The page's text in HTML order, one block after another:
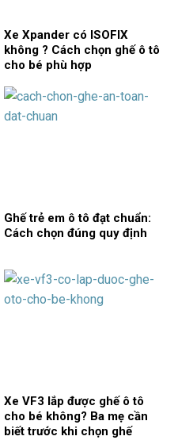
Xe Xpander có ISOFIX
không ? Cách chọn ghế ô tô
cho bé phù hợp
Ghế trẻ em ô tô đạt chuẩn:
Cách chọn đúng quy định
Xe VF3 lắp được ghế ô tô
cho bé không? Ba mẹ cần
biết trước khi chọn ghế